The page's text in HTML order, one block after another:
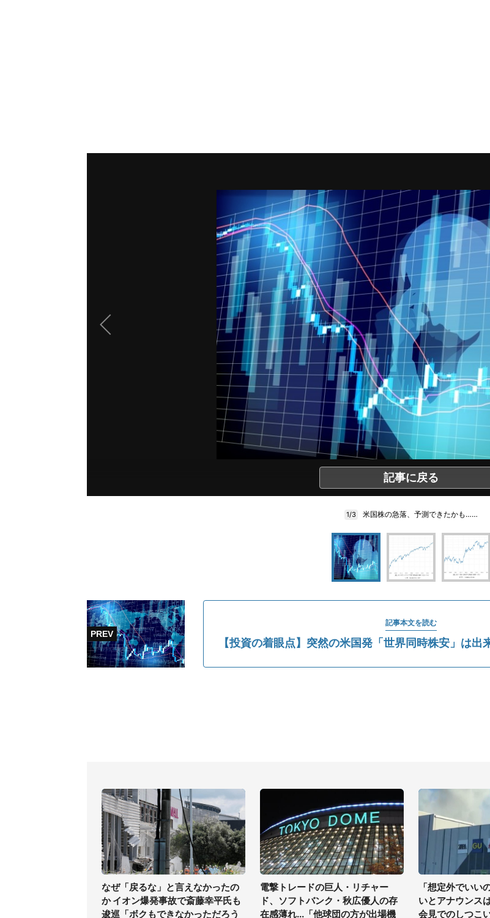
記事に戻る
1/3 米国株の急落、予測できたかも……
記事本文を読む
【投資の着眼点】突然の米国発「世界同時株安」は出
なぜ「戻るな」と言えなかったの
か イオン爆発事故で斎藤幸平氏も
逡巡「ボクもできなかっただろう
電撃トレードの巨人・リチャー
ド、ソフトバンク・秋広優人の存
在感薄れ...「他球団の方が出場機
「想定外でいい
いとアナウンス
会見でのしつこ